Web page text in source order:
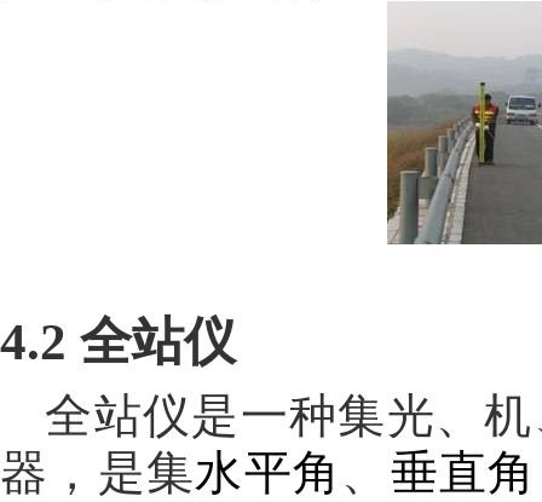
4.2 全站仪
全站仪是一种集光、
器，是集水平角 、 垂直角